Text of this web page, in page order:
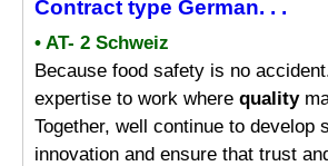
Contract type German. . .
• AT- 2 Schweiz
Because food safety is no
expertise to work where quality
Together, well continue to develop
innovation and ensure that trust